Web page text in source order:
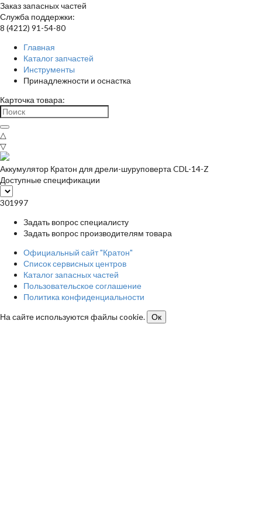
Заказ запасных частей
Служба поддержки:
8 (4212) 91-54-80
Главная
Каталог запчастей
Инструменты
Принадлежности и оснастка
Карточка товара:
△
▽
Аккумулятор Кратон для дрели-шуруповерта CDL-14-Z
Доступные спецификации
301997
Задать вопрос специалисту
Задать вопрос производителям товара
Официальный сайт "Кратон"
Список сервисных центров
Каталог запасных частей
Пользовательское соглашение
Политика конфиденциальности
На сайте используются файлы cookie.
Ок